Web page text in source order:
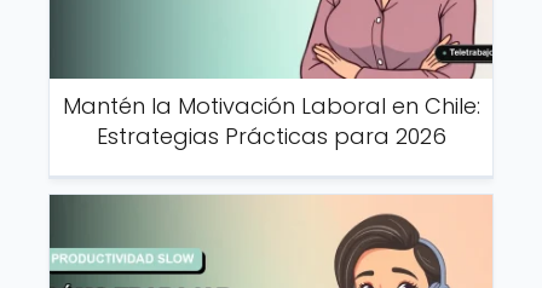
Mantén la Motivación Laboral en Chile:
Estrategias Prácticas para 2026